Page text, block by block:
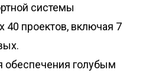
системы
40 проектов, включая 7
голубым